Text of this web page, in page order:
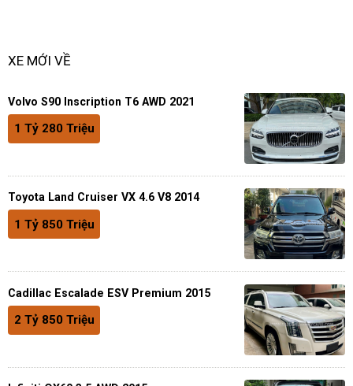
XE MỚI VỀ
Volvo S90 Inscription T6 AWD 2021
1 Tỷ 280 Triệu
Toyota Land Cruiser VX 4.6 V8 2014
1 Tỷ 850 Triệu
Cadillac Escalade ESV Premium 2015
2 Tỷ 850 Triệu